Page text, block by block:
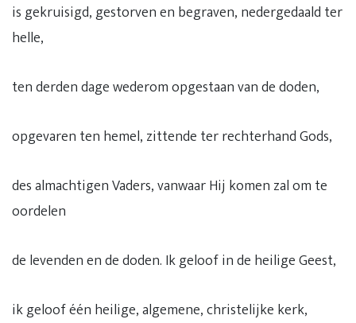
is gekruisigd, gestorven en begraven, nedergedaald ter
helle,
ten derden dage wederom opgestaan van de doden,
opgevaren ten hemel, zittende ter rechterhand Gods,
des almachtigen Vaders, vanwaar Hij komen zal om te
oordelen
de levenden en de doden. Ik geloof in de heilige Geest,
ik geloof één heilige, algemene, christelijke kerk,